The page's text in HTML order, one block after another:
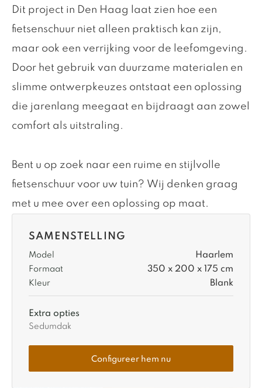
Dit project in Den Haag laat zien hoe een
fietsenschuur niet alleen praktisch kan zijn,
maar ook een verrijking voor de leefomgeving.
Door het gebruik van duurzame materialen en
slimme ontwerpkeuzes ontstaat een oplossing
die jarenlang meegaat en bijdraagt aan zowel
comfort als uitstraling.
Bent u op zoek naar een ruime en stijlvolle
fietsenschuur voor uw tuin? Wij denken graag
met u mee over een oplossing op maat.
SAMENSTELLING
Model Haarlem
Formaat 350 x 200 x 175 cm
Kleur Blank
Extra opties
Sedumdak
Configureer hem nu